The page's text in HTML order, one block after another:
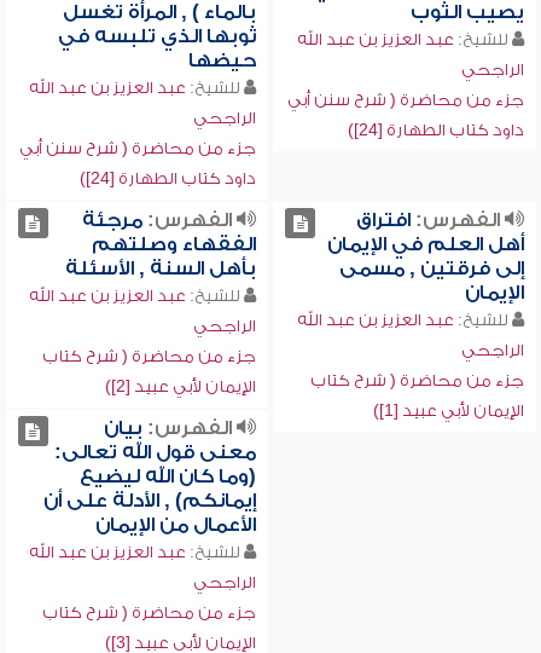
يصيب الثوب
للشيخ: عبد العزيز بن عبد الله
الراجحي
جزء من محاضرة ( شرح سنن أبي
داود كتاب الطهارة [24])
بالماء ) , المرأة تغسل
ثوبها الذي تلبسه في
حيضها
للشيخ: عبد العزيز بن عبد الله
الراجحي
جزء من محاضرة ( شرح سنن أبي
داود كتاب الطهارة [24])
الفهرس:افتراق
أهل العلم في الإيمان
إلى فرقتين , مسمى
الإيمان
للشيخ: عبد العزيز بن عبد الله
الراجحي
جزء من محاضرة ( شرح كتاب
الإيمان لأبي عبيد [1])
الفهرس:مرجئة
الفقهاء وصلتهم
بأهل السنة , الأسئلة
للشيخ: عبد العزيز بن عبد الله
الراجحي
جزء من محاضرة ( شرح كتاب
الإيمان لأبي عبيد [2])
الفهرس: بيان
معنى قول الله تعالى:
(وما كان الله ليضيع
إيمانكم) , الأدلة على أن
الأعمال من الإيمان
للشيخ: عبد العزيز بن عبد الله
الراجحي
جزء من محاضرة ( شرح كتاب
الإيمان لأبي عبيد [3])